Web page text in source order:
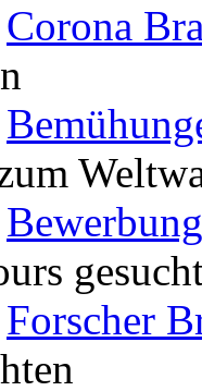
Corona
Forscher